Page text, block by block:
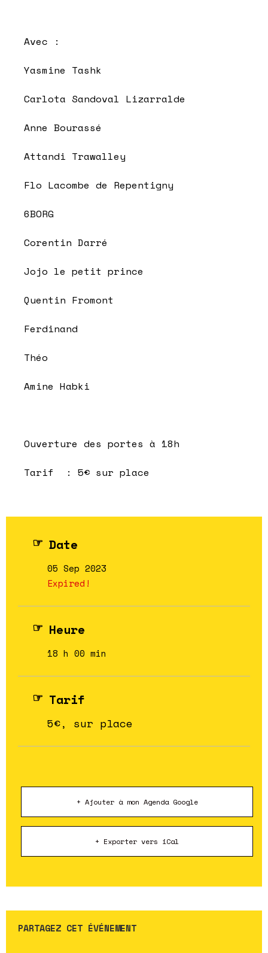
Avec :
Yasmine Tashk
Carlota Sandoval Lizarralde
Anne Bourassé
Attandi Trawalley
Flo Lacombe de Repentigny
6BORG
Corentin Darré
Jojo le petit prince
Quentin Fromont
Ferdinand
Théo
Amine Habki
Ouverture des portes à 18h
Tarif : 5€ sur place
Date
05 Sep 2023
Expired!
Heure
18 h 00 min
Tarif
5€, sur place
+ Ajouter à mon Agenda Google
+ Exporter vers iCal
PARTAGEZ CET ÉVÉNEMENT